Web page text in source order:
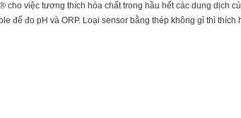
việc tương thích hóa chất trong hầu hết các dung dịch
để đo pH và ORP. Loại sensor bằng thép không gỉ thì thích